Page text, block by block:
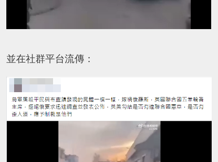
並在社群平台流傳：